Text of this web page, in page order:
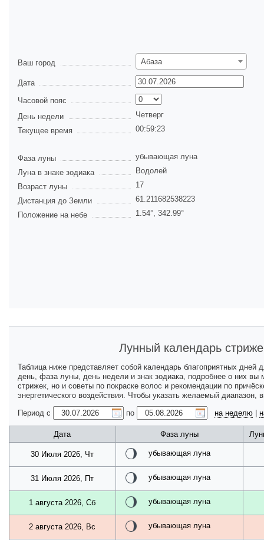
Ваш город Абаза
Дата
Часовой пояс
День недели
Четверг
Текущее время
00:59:24
Фаза луны
убывающая луна
Луна в знаке зодиака
Водолей
Возраст луны
17
Дистанция до Земли
61.211682538223
Положение на небе
1.54°, 342.99°
Лунный календарь
Таблица ниже представляет собой календарь благоприятных
день, фаза луны, день недели и знак зодиака, подробнее о них вы
стрижек, но и советы по покраске волос и рекомендации по
энергетического воздействия. Чтобы указать желаемый
Период с
по на неделю
Дата Фаза луны
30 Июля 2026, Чт убывающая луна
31 Июля 2026, Пт убывающая луна
1 августа 2026, Сб убывающая луна
2 августа 2026, Вс убывающая луна